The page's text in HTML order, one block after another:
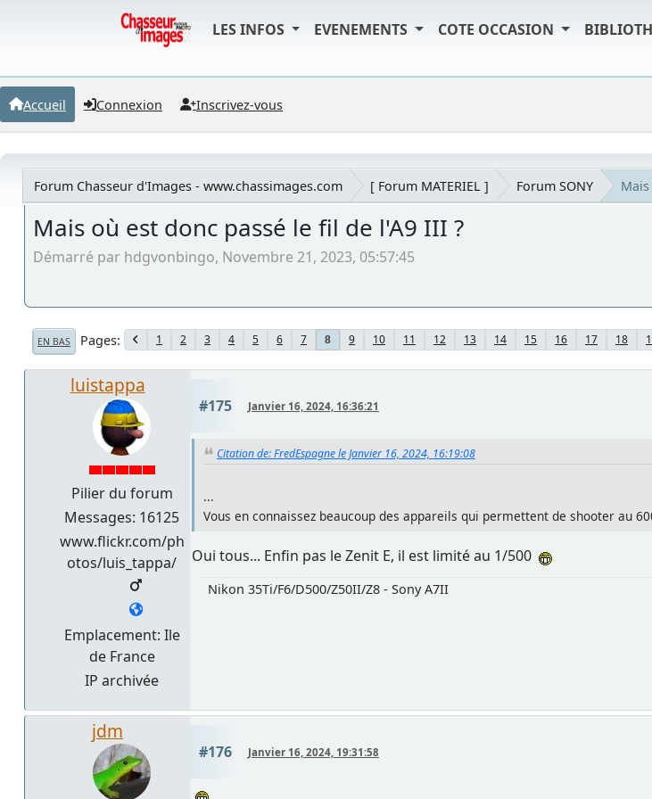
LES INFOS EVENEMENTS COTE OCCASION
Accueil Connexion Inscrivez-vous
Forum Chasseur d'Images - www.chassimages.com [ Forum MATERIEL ] Forum SONY
Mais où est donc passé le fil de l'A9 III ?
Démarré par hdgvonbingo, Novembre 21, 2023, 05:57:45
EN BAS Pages 1 2 3 4 5 6 7 8 9 10 11 12 13 14 15 16 17 18
luistappa
Pilier du forum
Messages: 16125
www.flickr.com/ph
otos/luis_tappa/
Emplacement: Ile
de France
IP archivée
#175 Janvier 16, 2024, 16:36:21
Citation de: FredEspagne le Janvier 16, 2024, 16:19:08
...
Vous en connaissez beaucoup des appareils qui permettent de shooter au
Oui tous... Enfin pas le Zenit E, il est limité au 1/500
Nikon 35Ti/F6/D500/Z50II/Z8 - Sony A7II
jdm
#176 Janvier 16, 2024, 19:31:58